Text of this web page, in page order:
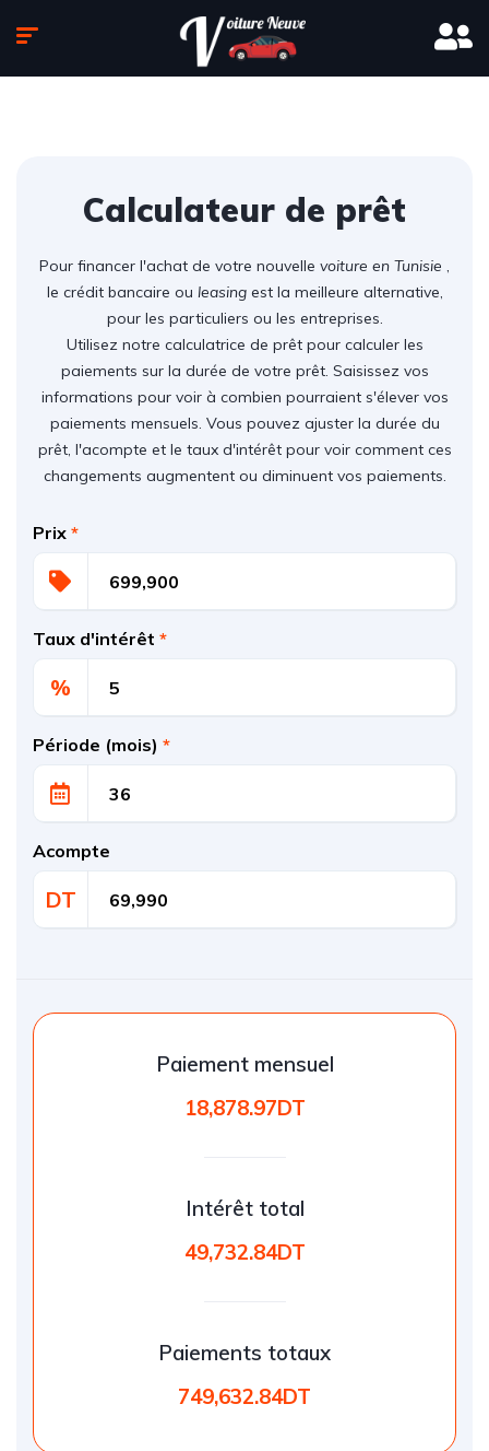
Calculateur de prêt
Pour financer l'achat de votre nouvelle voiture en Tunisie ,
le crédit bancaire ou leasingest la meilleure alternative,
pour les particuliers ou les entreprises.
Utilisez notre calculatrice de prêt pour calculer les
paiements sur la durée de votre prêt. Saisissez vos
informations pour voir à combien pourraient s'élever vos
paiements mensuels. Vous pouvez ajuster la durée du
prêt, l'acompte et le taux d'intérêt pour voir comment ces
changements augmentent ou diminuent vos paiements.
Prix *
Taux d'intérêt *
%
Période (mois) *
Acompte
DT
Paiement mensuel
18,878.97DT
Intérêt total
49,732.84DT
Paiements totaux
749,632.84DT